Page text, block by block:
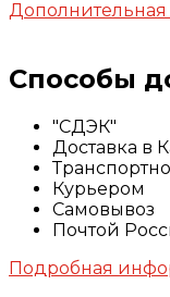
Способы
"СДЭК"
Доставка в
Курьером
Самовывоз
Почтой
Подробная